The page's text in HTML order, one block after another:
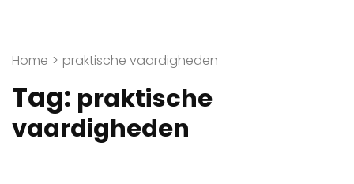
Home > praktische vaardigheden
Tag: praktische
vaardigheden